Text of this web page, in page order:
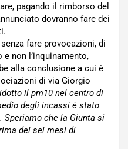
pagando il rimborso del
dovranno fare dei
fare provocazioni, di
non l’inquinamento,
alla conclusione a cui è
di via Giorgio
il pm10 nel centro di
degli incassi è stato
Speriamo che la Giunta si
dei sei mesi di